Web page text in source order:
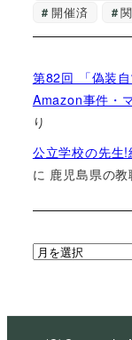
開催済
第82回 「偽装
Amazon事件・
り
公立学校の先生
に 鹿児島県の
ア
イ